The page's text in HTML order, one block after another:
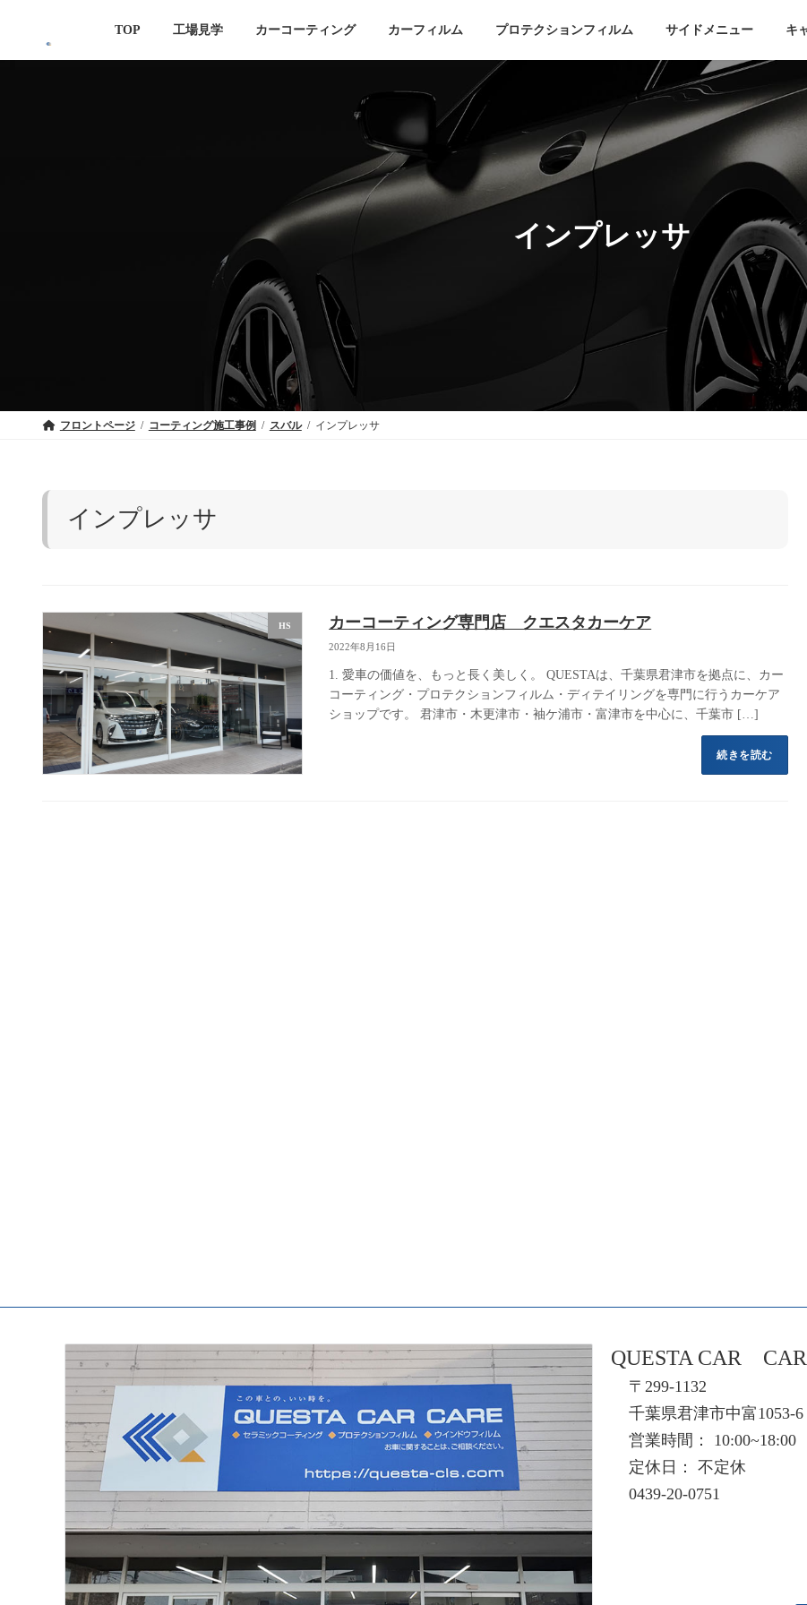
TOP 工場見学 カーコーティング カーフィルム プロテクションフィルム サイドメニュー キ
インプレッサ
フロントページ コーティング施工事例 スバル インプレッサ
インプレッサ
HS カーコーティング専門店 クエスタカーケア
2022年8月16日
1. 愛車の価値を、もっと長く美しく。 QUESTAは、千葉県君津市を拠点に、カー
コーティング・プロテクションフィルム・ディテイリングを専門に行うカーケア
ショップです。 君津市・木更津市・袖ケ浦市・富津市を中心に、千葉市 […]
続きを読む
QUESTA CAR
〒299-1132
千葉県君津市中富1053-6
営業時間： 10:00~18:00
定休日： 不定休
0439-20-0751